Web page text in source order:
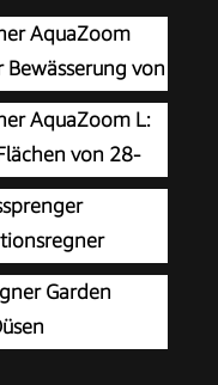
AquaZoom
von
3-18 m,
Innenfilter
AquaZoom L:
von 28-
4-17
88)
Blumen
Ideal
Garden